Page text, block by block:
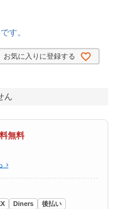
す。
お気に入りに登録する
ん
無料
›
Diners
後払い